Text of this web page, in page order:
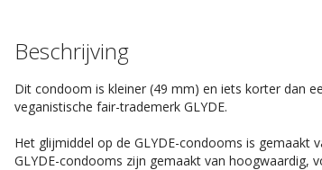
Beschrijving
Dit condoom is kleiner (49 mm) en iets korter dan
veganistische fair-trademerk GLYDE.
Het glijmiddel op de GLYDE-condooms is gemaakt
GLYDE-condooms zijn gemaakt van hoogwaardig,